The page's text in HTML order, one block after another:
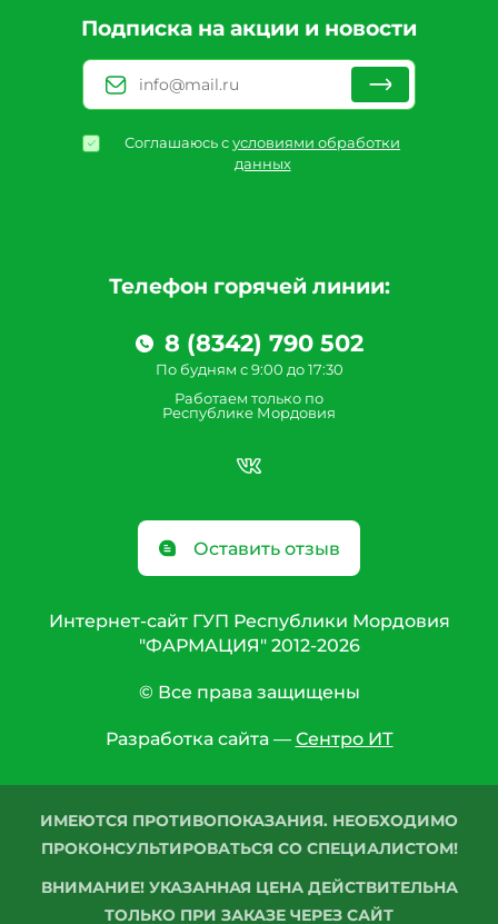
Телефон горячей линии:
8 (8342) 790 502
По будням с 9:00 до 17:30
Работаем только по
Республике Мордовия
Оставить отзыв
Подписка на акции и новости
Соглашаюсь сусловиями обработки
данных
Интернет-сайт ГУП Республики Мордовия
"ФАРМАЦИЯ" 2012-2026
© Все права защищены
Разработка сайта — Сентро ИТ
ИМЕЮТСЯ ПРОТИВОПОКАЗАНИЯ. НЕОБХОДИМО
ПРОКОНСУЛЬТИРОВАТЬСЯ СО СПЕЦИАЛИСТОМ!
ВНИМАНИЕ! УКАЗАННАЯ ЦЕНА ДЕЙСТВИТЕЛЬНА
ТОЛЬКО ПРИ ЗАКАЗЕ ЧЕРЕЗ САЙТ